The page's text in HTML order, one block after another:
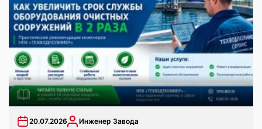
20.07.2026 Инженер Завода